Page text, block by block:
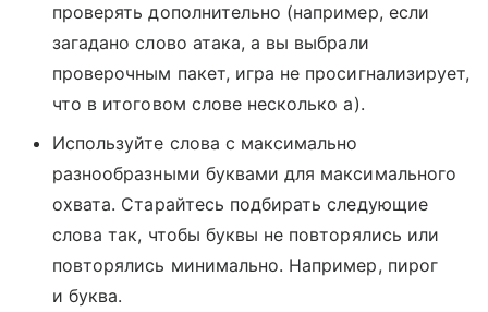
проверять дополнительно (например, если
загадано слово атака, а вы выбрали
проверочным пакет, игра не просигнализирует,
что в итоговом слове несколько а).
Используйте слова с максимально
разнообразными буквами для максимального
охвата. Старайтесь подбирать следующие
слова так, чтобы буквы не повторялись или
повторялись минимально. Например, пирог
и буква.